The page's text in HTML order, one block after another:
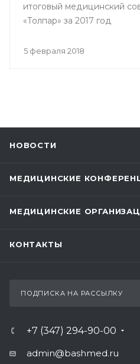
итоговый медицинский
«Толпар» за 2017 год
5 февраля 2018
НОВОСТИ
МЕДИЦИНСКИЕ
МЕДИЦИНСКИЕ
КОНТАКТЫ
ПОДПИСКА НА РАССЫЛКУ
+7 (347) 294-90-00
admin@bashmed.ru